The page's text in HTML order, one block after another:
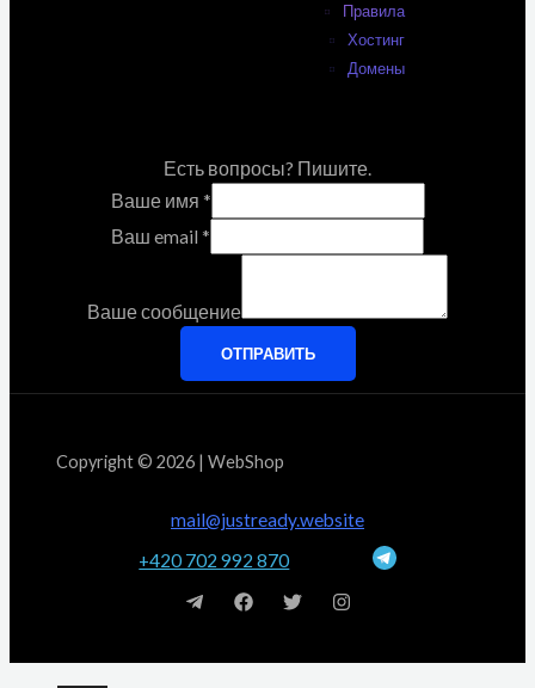
Правила
Хостинг
Домены
Есть вопросы? Пишите.
Ваше имя *
Ваш email *
Ваше сообщение
ОТПРАВИТЬ
Copyright © 2026 | WebShop
mail@justready.website
+420 702 992 870